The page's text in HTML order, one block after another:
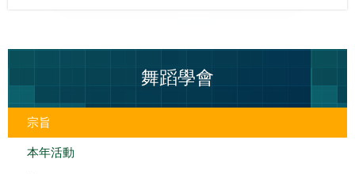
舞蹈學會
宗旨
本年活動